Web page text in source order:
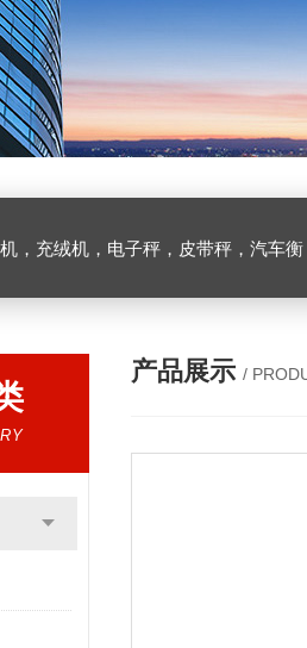
，充绒机，电子秤，皮带秤，汽车
产品展示 /